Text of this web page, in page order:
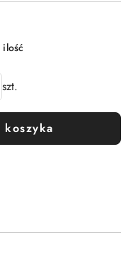
ilość
szt.
koszyka